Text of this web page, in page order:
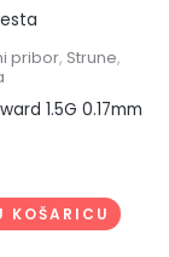
pribor, Strune,
1.5G 0.17mm
KOŠARICU